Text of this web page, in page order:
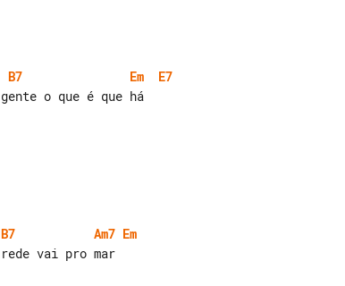
B7 Em
E7
o que é que há
B7 Am7 Em